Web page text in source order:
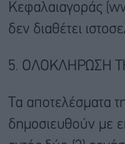
Κεφαλαιαγοράς
δεν διαθέτει
5. ΟΛΟΚΛΗΡΩΣΗ
Τα αποτελέσματα
δημοσιευθούν με